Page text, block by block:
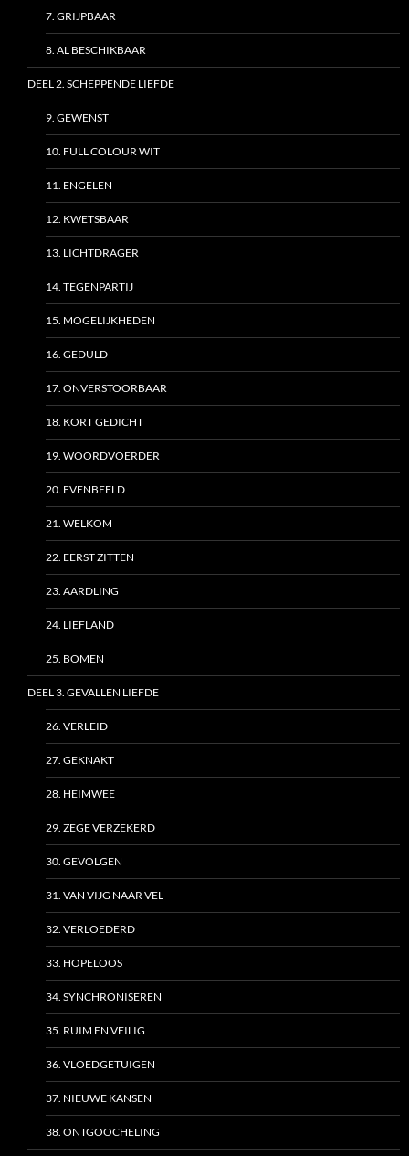
7. GRIJPBAAR
8. AL BESCHIKBAAR
DEEL 2. SCHEPPENDE LIEFDE
9. GEWENST
10. FULL COLOUR WIT
11. ENGELEN
12. KWETSBAAR
13. LICHTDRAGER
14. TEGENPARTIJ
15. MOGELIJKHEDEN
16. GEDULD
17. ONVERSTOORBAAR
18. KORT GEDICHT
19. WOORDVOERDER
20. EVENBEELD
21. WELKOM
22. EERST ZITTEN
23. AARDLING
24. LIEFLAND
25. BOMEN
DEEL 3. GEVALLEN LIEFDE
26. VERLEID
27. GEKNAKT
28. HEIMWEE
29. ZEGE VERZEKERD
30. GEVOLGEN
31. VAN VIJG NAAR VEL
32. VERLOEDERD
33. HOPELOOS
34. SYNCHRONISEREN
35. RUIM EN VEILIG
36. VLOEDGETUIGEN
37. NIEUWE KANSEN
38. ONTGOOCHELING